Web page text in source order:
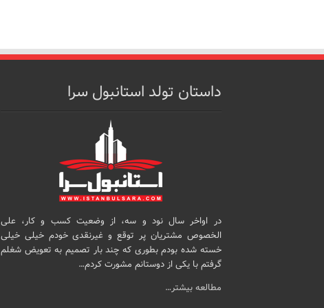
داستان تولد استانبول سرا
در اواخر سال نود و سه، از وضعیت کسب و کار، علی
الخصوص مشتریان پر توقع و غیرنقدی خودم خیلی خیلی
خسته شده بودم بطوری که چند بار تصمیم به تعویض شغلم
گرفتم با یکی از دوستانم مشورت کردم…
مطالعه بیشتر…